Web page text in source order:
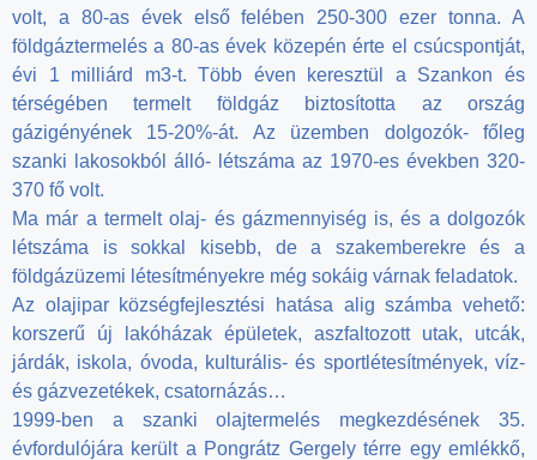
volt, a 80-as évek első felében 250-300 ezer tonna. A
földgáztermelés a 80-as évek közepén érte el csúcspontját,
évi 1 milliárd m3-t. Több éven keresztül a Szankon és
térségében termelt földgáz biztosította az ország
gázigényének 15-20%-át. Az üzemben dolgozók- főleg
szanki lakosokból álló- létszáma az 1970-es években 320-
370 fő volt.
Ma már a termelt olaj- és gázmennyiség is, és a dolgozók
létszáma is sokkal kisebb, de a szakemberekre és a
földgázüzemi létesítményekre még sokáig várnak feladatok.
Az olajipar községfejlesztési hatása alig számba vehető:
korszerű új lakóházak épületek, aszfaltozott utak, utcák,
járdák, iskola, óvoda, kulturális- és sportlétesítmények, víz-
és gázvezetékek, csatornázás…
1999-ben a szanki olajtermelés megkezdésének 35.
évfordulójára került a Pongrátz Gergely térre egy emlékkő,